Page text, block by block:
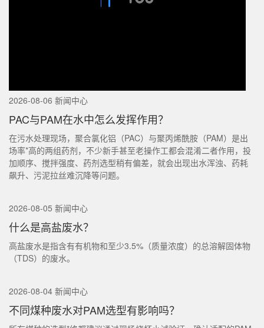
2026-08-06 新闻中心
PAC与PAM在水中怎么发挥作用？
在污水处理现场，聚合氯化铝（PAC）与聚丙烯酰胺（PAM）是出
场率*高的两组药剂，不少新手甚至老操作工都会混淆二者作用，投
加顺序、搅拌强度、药剂选型稍有偏差，就会出现出水浑浊、药耗
飙升、污泥拉丝难沉降等问题。
2026-08-05 新闻中心
什么是高盐废水？
高盐废水是指含有有机物和至少3.5%（质量浓度）的总溶解固体物
（TDS）的废水。
2026-08-04 新闻中心
不同煤种废水对PAM选型有影响吗？